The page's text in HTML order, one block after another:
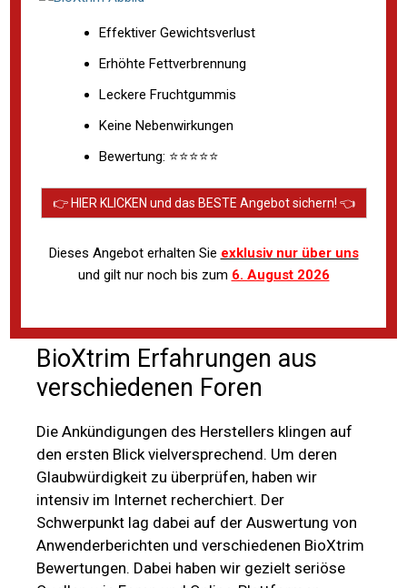
Effektiver Gewichtsverlust
Erhöhte Fettverbrennung
Leckere Fruchtgummis
Keine Nebenwirkungen
Bewertung: ⭐⭐⭐⭐⭐
👉 HIER KLICKEN und das BESTE Angebot sichern! 👈
Dieses Angebot erhalten Sie exklusiv nur über uns
und gilt nur noch bis zum 6. August 2026
BioXtrim Erfahrungen aus
verschiedenen Foren
Die Ankündigungen des Herstellers klingen auf
den ersten Blick vielversprechend. Um deren
Glaubwürdigkeit zu überprüfen, haben wir
intensiv im Internet recherchiert. Der
Schwerpunkt lag dabei auf der Auswertung von
Anwenderberichten und verschiedenen BioXtrim
Bewertungen. Dabei haben wir gezielt seriöse